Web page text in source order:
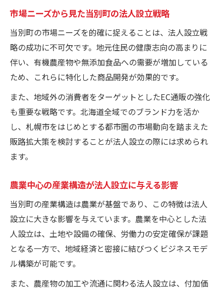
市場ニーズから見た当別町の法人設立戦略
当別町の市場ニーズを的確に捉えることは、法人設立戦
略の成功に不可欠です。地元住民の健康志向の高まりに
伴い、有機農産物や無添加食品への需要が増加している
ため、これらに特化した商品開発が効果的です。
また、地域外の消費者をターゲットとしたEC通販の強化
も重要な戦略です。北海道全域でのブランド力を活か
し、札幌市をはじめとする都市圏の市場動向を踏まえた
販路拡大策を検討することが法人設立の際には求められ
ます。
農業中心の産業構造が法人設立に与える影響
当別町の産業構造は農業が基盤であり、この特徴は法人
設立に大きな影響を与えています。農業を中心とした法
人設立は、土地や設備の確保、労働力の安定確保が課題
となる一方で、地域経済と密接に結びつくビジネスモデ
ル構築が可能です。
また、農産物の加工や流通に関わる法人設立は、付加価